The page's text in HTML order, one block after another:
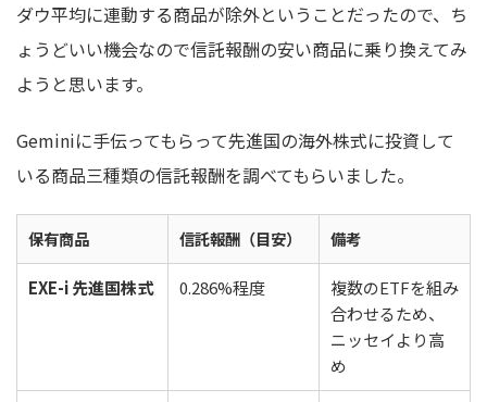
ダウ平均に連動する商品が除外ということだったので、ち
ょうどいい機会なので信託報酬の安い商品に乗り換えてみ
ようと思います。
Geminiに手伝ってもらって先進国の海外株式に投資して
いる商品三種類の信託報酬を調べてもらいました。
保有商品 信託報酬（目安） 備考
EXE-i 先進国株式 0.286%程度
複数のETFを組み
合わせるため、
ニッセイより高
め